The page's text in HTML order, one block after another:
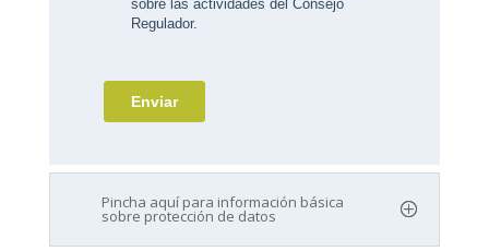
Pincha aquí para información básica
sobre protección de datos